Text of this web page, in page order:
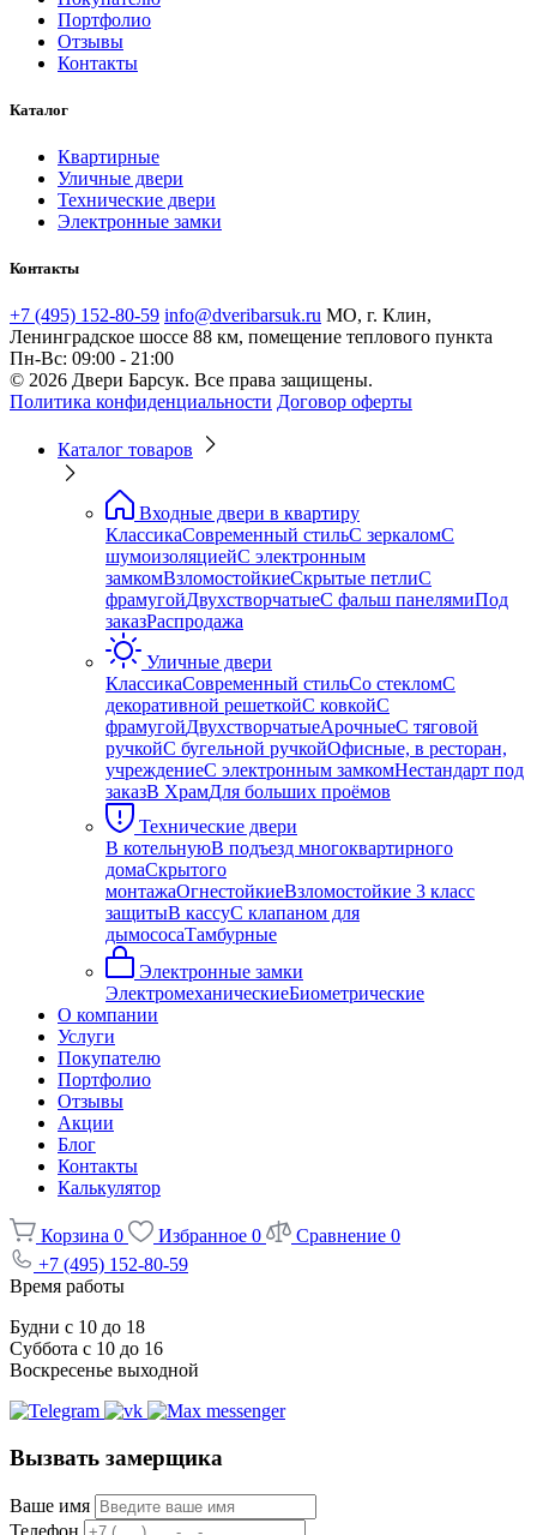
Портфолио
Отзывы
Контакты
Каталог
Квартирные
Уличные двери
Технические двери
Электронные замки
Контакты
+7 (495) 152-80-59 info@dveribarsuk.ru МО, г. Клин,
Ленинградское шоссе 88 км, помещение теплового пункта
Пн-Вс: 09:00 - 21:00
© 2026 Двери Барсук. Все права защищены.
Политика конфиденциальности Договор оферты
Каталог товаров
Входные двери в квартиру
КлассикаСовременный стильС зеркаломС
шумоизоляциейС электронным
замкомВзломостойкиеСкрытые петлиС
фрамугойДвухстворчатыеС фальш панелямиПод
заказРаспродажа
Уличные двери
КлассикаСовременный стильСо стекломС
декоративной решеткойС ковкойС
фрамугойДвухстворчатыеАрочныеС тяговой
ручкойС бугельной ручкойОфисные, в ресторан,
учреждениеС электронным замкомНестандарт под
заказВ ХрамДля больших проёмов
Технические двери
В котельнуюВ подъезд многоквартирного
домаСкрытого
монтажаОгнестойкиеВзломостойкие 3 класс
защитыВ кассуС клапаном для
дымососаТамбурные
Электронные замки
ЭлектромеханическиеБиометрические
О компании
Услуги
Покупателю
Портфолио
Отзывы
Акции
Блог
Контакты
Калькулятор
Корзина 0 Избранное 0 Сравнение 0
+7 (495) 152-80-59
Время работы
Будни с 10 до 18
Суббота с 10 до 16
Воскресенье выходной
Вызвать замерщика
Ваше имя
Телефон